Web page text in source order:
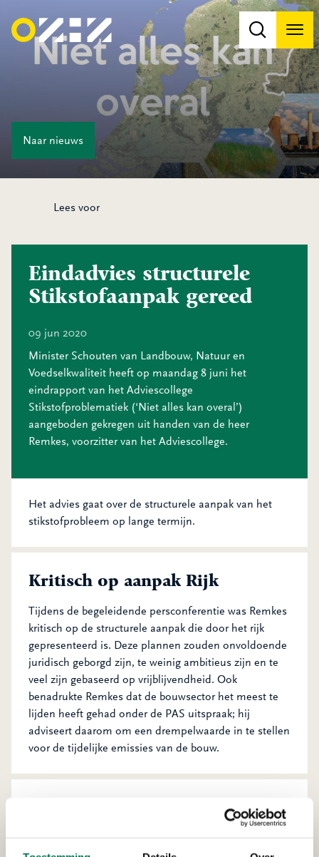
Naar nieuws
Lees voor
Eindadvies structurele
Stikstofaanpak gereed
09 jun 2020
Minister Schouten van Landbouw, Natuur en
Voedselkwaliteit heeft op maandag 8 juni het
eindrapport van het Adviescollege
Stikstofproblematiek (‘Niet alles kan overal’)
aangeboden gekregen uit handen van de heer
Remkes, voorzitter van het Adviescollege.
Het advies gaat over de structurele aanpak van het
stikstofprobleem op lange termijn.
Kritisch op aanpak Rijk
Tijdens de begeleidende persconferentie was Remkes
kritisch op de structurele aanpak die door het rijk
gepresenteerd is. Deze plannen zouden onvoldoende
juridisch geborgd zijn, te weinig ambitieus zijn en te
veel zijn gebaseerd op vrijblijvendheid. Ook
benadrukte Remkes dat de bouwsector het meest te
lijden heeft gehad onder de PAS uitspraak; hij
adviseert daarom om een drempelwaarde in te stellen
voor de tijdelijke emissies van de bouw.
Stikstof: hoe zat het ook al